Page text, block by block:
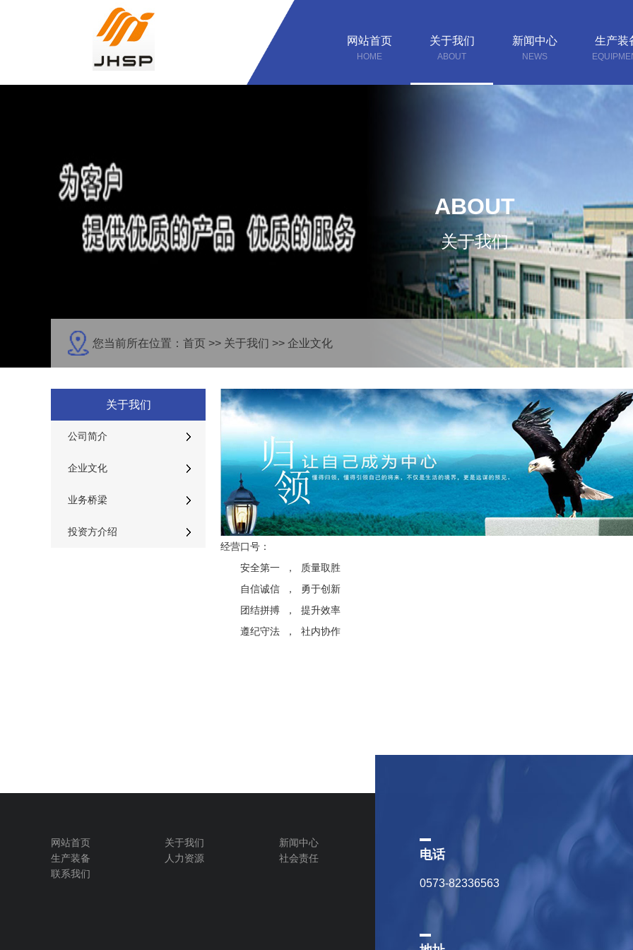
网站首页
HOME
关于我们
ABOUT
新闻中心
NEWS
生产装
ABOUT
关于我们
您当前所在位置： 首页 >> 关于我们 >> 企业文化
关于我们
公司简介
企业文化
业务桥梁
投资方介绍
经营口号：
安全第一 ， 质量取胜
自信诚信 ， 勇于创新
团结拼搏 ， 提升效率
遵纪守法 ， 社内协作
网站首页 关于我们
新闻中心
生产装备
人力资源
社会责任
联系我们
电话
0573-82336563